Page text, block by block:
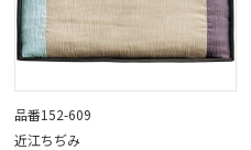
品番152-609
近江ちぢみ